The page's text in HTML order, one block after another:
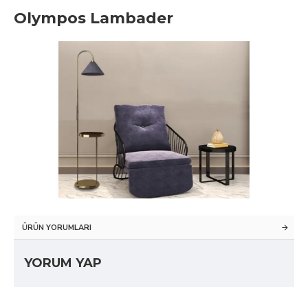
Olympos Lambader
ÜRÜN YORUMLARI
YORUM YAP